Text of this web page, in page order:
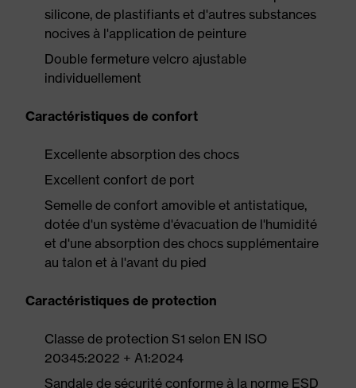
silicone, de plastifiants et d'autres substances
nocives à l'application de peinture
Double fermeture velcro ajustable
individuellement
Caractéristiques de confort
Excellente absorption des chocs
Excellent confort de port
Semelle de confort amovible et antistatique,
dotée d'un système d'évacuation de l'humidité
et d'une absorption des chocs supplémentaire
au talon et à l'avant du pied
Caractéristiques de protection
Classe de protection S1 selon EN ISO
20345:2022 + A1:2024
Sandale de sécurité conforme à la norme ESD